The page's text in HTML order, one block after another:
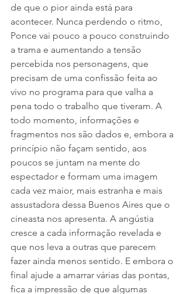
de que o pior ainda está para
acontecer. Nunca perdendo o ritmo,
Ponce vai pouco a pouco construindo
a trama e aumentando a tensão
percebida nos personagens, que
precisam de uma confissão feita ao
vivo no programa para que valha a
pena todo o trabalho que tiveram. A
todo momento, informações e
fragmentos nos são dados e, embora a
princípio não façam sentido, aos
poucos se juntam na mente do
espectador e formam uma imagem
cada vez maior, mais estranha e mais
assustadora dessa Buenos Aires que o
cineasta nos apresenta. A angústia
cresce a cada informação revelada e
que nos leva a outras que parecem
fazer ainda menos sentido. E embora o
final ajude a amarrar várias das pontas,
fica a impressão de que algumas